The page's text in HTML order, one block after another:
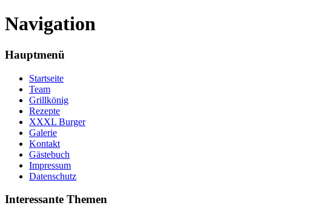
Navigation
Hauptmenü
Startseite
Team
Grillkönig
Rezepte
XXXL Burger
Galerie
Kontakt
Gästebuch
Impressum
Datenschutz
Interessante Themen